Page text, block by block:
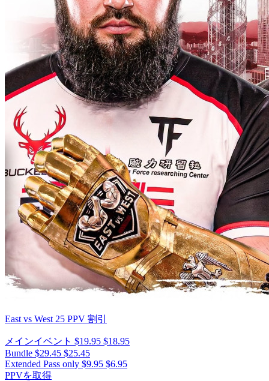
East vs West 25 PPV 割引
メインイベント $19.95 $18.95
Bundle $29.45 $25.45
Extended Pass only $9.95 $6.95
PPVを取得